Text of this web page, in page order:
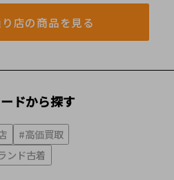
店の商品を見る
ドから探す
#高価買取
ンド古着